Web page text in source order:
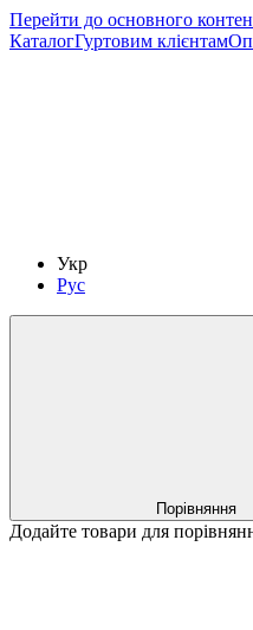
Перейти до основного
КаталогГуртовим клієнтам
Укр
Рус
Порівняння
Додайте товари для